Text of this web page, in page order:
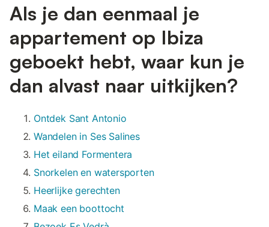
Als je dan eenmaal je
appartement op Ibiza
geboekt hebt, waar kun je
dan alvast naar uitkijken?
Ontdek Sant Antonio
Wandelen in Ses Salines
Het eiland Formentera
Snorkelen en watersporten
Heerlijke gerechten
Maak een boottocht